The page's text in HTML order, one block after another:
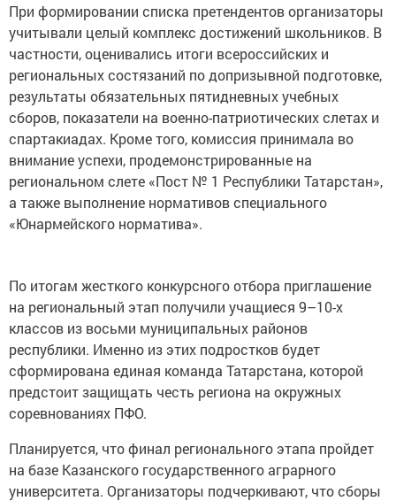
При формировании списка претендентов организаторы
учитывали целый комплекс достижений школьников. В
частности, оценивались итоги всероссийских и
региональных состязаний по допризывной подготовке,
результаты обязательных пятидневных учебных
сборов, показатели на военно-патриотических слетах и
спартакиадах. Кроме того, комиссия принимала во
внимание успехи, продемонстрированные на
региональном слете «Пост № 1 Республики Татарстан»,
а также выполнение нормативов специального
«Юнармейского норматива».
По итогам жесткого конкурсного отбора приглашение
на региональный этап получили учащиеся 9–10-х
классов из восьми муниципальных районов
республики. Именно из этих подростков будет
сформирована единая команда Татарстана, которой
предстоит защищать честь региона на окружных
соревнованиях ПФО.
Планируется, что финал регионального этапа пройдет
на базе Казанского государственного аграрного
университета. Организаторы подчеркивают, что сборы